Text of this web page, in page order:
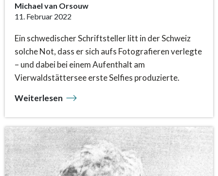
Michael van Orsouw
11. Februar 2022
Ein schwedischer Schriftsteller litt in der Schweiz
solche Not, dass er sich aufs Fotografieren verlegte
– und dabei bei einem Aufenthalt am
Vierwaldstättersee erste Selfies produzierte.
Weiterlesen